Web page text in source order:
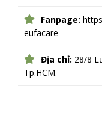
Fanpage:
eufacare
Địa chỉ: 28/8
Tp.HCM.